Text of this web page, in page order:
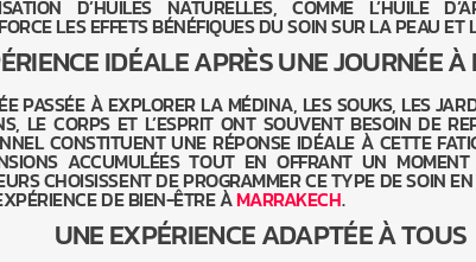
D’HUILES NATURELLES, COMME L’HUILE
LES EFFETS BÉNÉFIQUES DU SOIN SUR LA PEAU ET
IDÉALE APRÈS UNE JOURNÉE
PASSÉE À EXPLORER LA MÉDINA, LES SOUKS, LES
LE CORPS ET L’ESPRIT ONT SOUVENT BESOIN DE
CONSTITUENT UNE RÉPONSE IDÉALE À CETTE
ACCUMULÉES TOUT EN OFFRANT UN
CHOISISSENT DE PROGRAMMER CE TYPE DE SOIN
DE BIEN-ÊTRE ÀMARRAKECH.
UNE EXPÉRIENCE ADAPTÉE À TOUS